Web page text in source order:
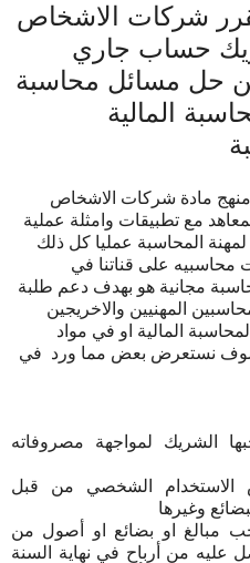
شرح مقرر شركات الاشخاص
حساب جاري
حل مسائل محاسبة
المالية
مادة شركات الاشخاص
مع تطبيقات وامثلة عملية
لمهنة المحاسبة عمليا كل ذلك
محاسبيه على قناتنا في
مجانية هو بهدف دعم طلبة
المهنيين والاخريجين
المالية او في مواد
سوف نستعرض بعض مما ورد في
الشريك لمواجهة مصروفاته
الشخصي من قبل
وغيرها
مبالغ او بضائع او أصول من
من أرباح في نهاية السنة